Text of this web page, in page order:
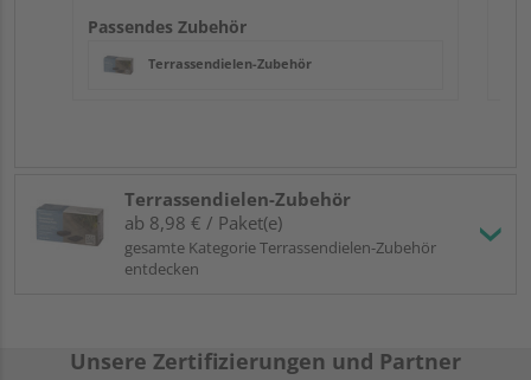
Passendes Zubehör
Terrassendielen-Zubehör
Terrassendielen-Zubehör
ab 8,98 € / Paket(e)
gesamte Kategorie Terrassendielen-Zubehör
entdecken
Unsere Zertifizierungen und Partner